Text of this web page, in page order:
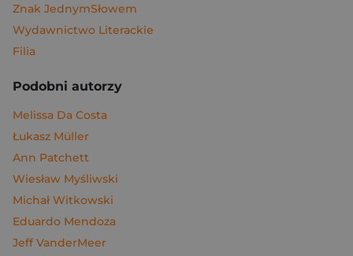
Znak JednymSłowem
Wydawnictwo Literackie
Filia
Podobni autorzy
Melissa Da Costa
Łukasz Müller
Ann Patchett
Wiesław Myśliwski
Michał Witkowski
Eduardo Mendoza
Jeff VanderMeer